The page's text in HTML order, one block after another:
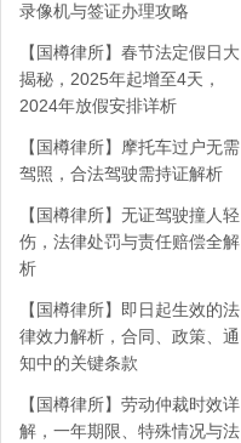
录像机与签证办理攻略
【国樽律所】春节法定假日大
揭秘，2025年起增至4天，
2024年放假安排详析
【国樽律所】摩托车过户无需
驾照，合法驾驶需持证解析
【国樽律所】无证驾驶撞人轻
伤，法律处罚与责任赔偿全解
析
【国樽律所】即日起生效的法
律效力解析，合同、政策、通
知中的关键条款
【国樽律所】劳动仲裁时效详
解，一年期限、特殊情况与法